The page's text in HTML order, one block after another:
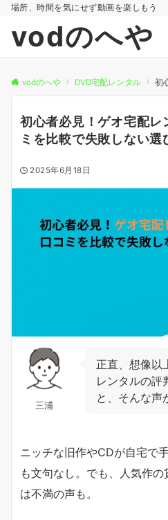
場所、時間を気にせず動画を楽しもう
vodのへや
vodのへや DVD宅配レンタル 初心者
初心者必見！ゲオ宅配レ
ミを比較で失敗しない選
2025年6月18日
三浦
正直、想像以
レンタルの評
と、そんな声
ニッチな旧作やCDが自宅で
も文句なし。でも、人気作
は不満の声も。